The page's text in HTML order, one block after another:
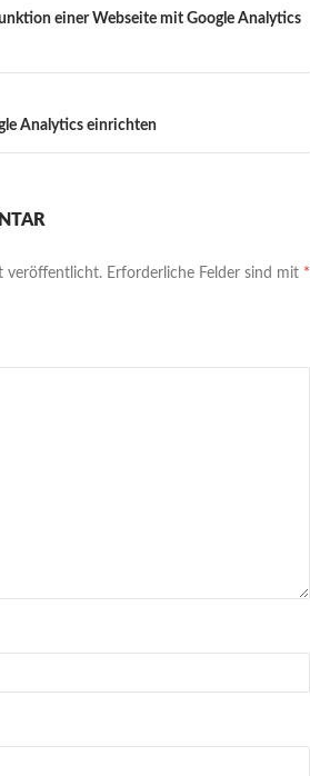
einer Webseite mit Google Analytics
Analytics einrichten
veröffentlicht. Erforderliche Felder sind mit *